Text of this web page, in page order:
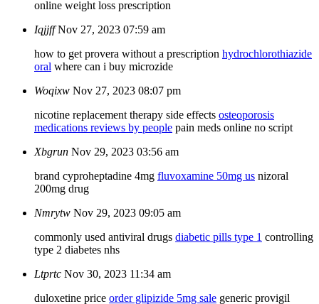
online weight loss prescription
Iqjjff Nov 27, 2023 07:59 am
how to get provera without a prescription hydrochlorothiazide
oral where can i buy microzide
Woqixw Nov 27, 2023 08:07 pm
nicotine replacement therapy side effects osteoporosis
medications reviews by people pain meds online no script
Xbgrun Nov 29, 2023 03:56 am
brand cyproheptadine 4mg fluvoxamine 50mg us nizoral
200mg drug
Nmrytw Nov 29, 2023 09:05 am
commonly used antiviral drugs diabetic pills type 1 controlling
type 2 diabetes nhs
Ltprtc Nov 30, 2023 11:34 am
duloxetine price order glipizide 5mg sale generic provigil